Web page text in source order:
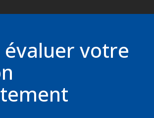
évaluer votre